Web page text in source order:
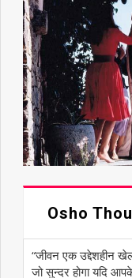
Osho
“जीवन एक उद्देशहीन
जो सुन्दर होगा यदि